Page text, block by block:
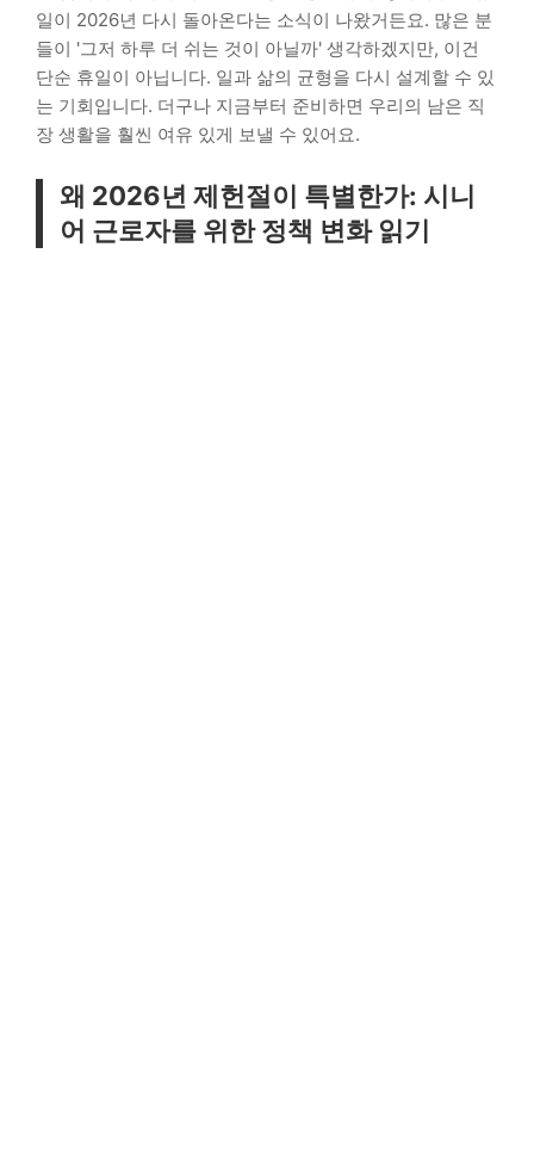
일이 2026년 다시 돌아온다는 소식이 나왔거든요. 많은 분
들이 '그저 하루 더 쉬는 것이 아닐까' 생각하겠지만, 이건
단순 휴일이 아닙니다. 일과 삶의 균형을 다시 설계할 수 있
는 기회입니다. 더구나 지금부터 준비하면 우리의 남은 직
장 생활을 훨씬 여유 있게 보낼 수 있어요.
왜 2026년 제헌절이 특별한가: 시니
어 근로자를 위한 정책 변화 읽기